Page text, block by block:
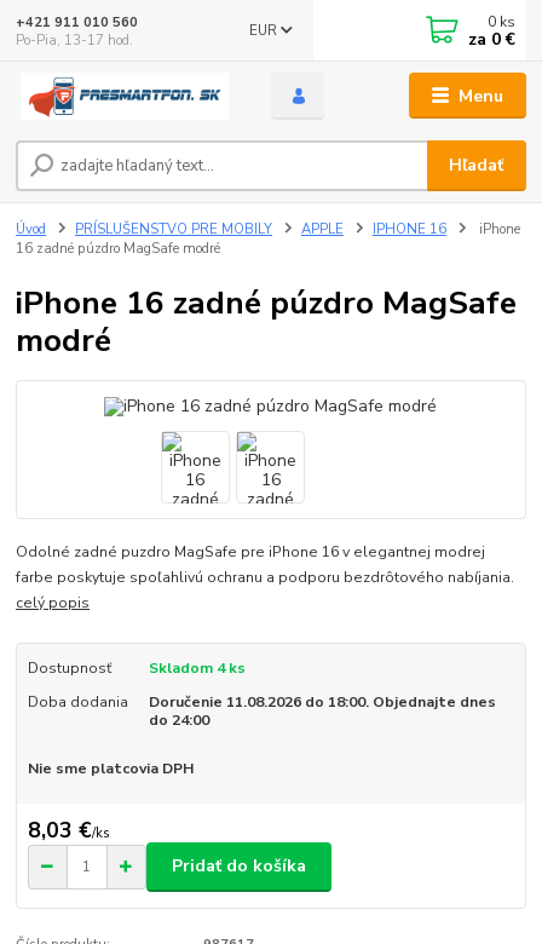
Menu
EUR
Hľadať
+421 911 010 560
Po-Pia, 13-17 hod.
0 ks
za 0 €
Úvod PRÍSLUŠENSTVO PRE MOBILY APPLE IPHONE 16
iPhone
16 zadné púzdro MagSafe modré
iPhone 16 zadné púzdro MagSafe
modré
Odolné zadné puzdro MagSafe pre iPhone 16 v elegantnej modrej
farbe poskytuje spoľahlivú ochranu a podporu bezdrôtového nabíjania.
celý popis
Dostupnosť
Skladom 4 ks
Doba dodania
Doručenie 11.08.2026 do 18:00. Objednajte dnes
do 24:00
Nie sme platcovia DPH
8,03 €/ks
Pridať do košíka